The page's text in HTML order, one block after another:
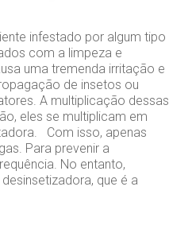
infestado por algum tipo
com a limpeza e
uma tremenda irritação e
de insetos ou
A multiplicação dessas
eles se multiplicam em
Com isso, apenas
Para prevenir a
No entanto,
que é a